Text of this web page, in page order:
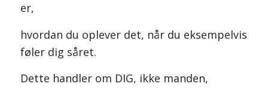
er,
hvordan du oplever det, når du eksempelvis
føler dig såret.
Dette handler om DIG, ikke manden,